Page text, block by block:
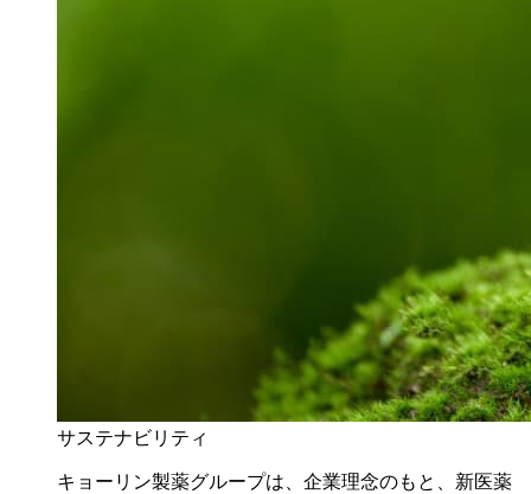
サステナビリティ
キョーリン製薬グループは、企業理念のもと、新医薬